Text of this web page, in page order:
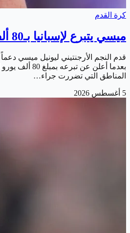
كرة القدم
ميسي يتبرع لإسبانيا بـ80 ألف يورو
قدم النجم الأرجنتيني ليونيل ميسي دعماً
بعدما أعلن عن
المناطق التي تضررت جراء…
5 أغسطس 2026